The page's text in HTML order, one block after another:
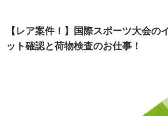
【レア案件！】国際スポーツ大会の
ット確認と荷物検査のお仕事！